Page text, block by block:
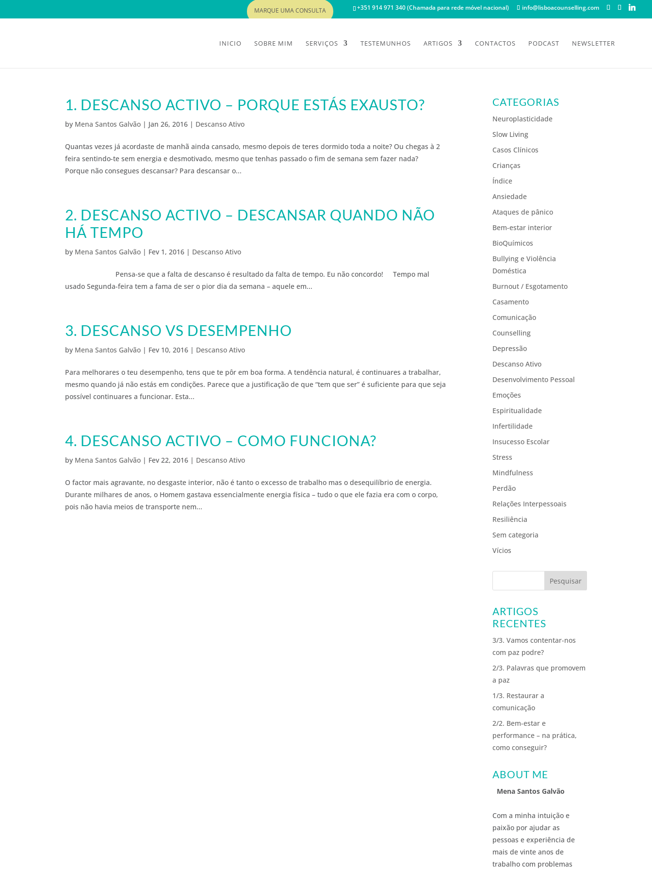
+351 914 971 340 (Chamada para rede móvel nacional) info@lisboacounselling.com
MARQUE UMA CONSULTA
INICIO SOBRE MIM SERVIÇOS TESTEMUNHOS ARTIGOS CONTACTOS PODCAST NEWSLETTER
1. DESCANSO ACTIVO – PORQUE ESTÁS EXAUSTO?
by Mena Santos Galvão | Jan 26, 2016 | Descanso Ativo
Quantas vezes já acordaste de manhã ainda cansado, mesmo depois de teres dormido toda a noite? Ou chegas à 2
feira sentindo-te sem energia e desmotivado, mesmo que tenhas passado o fim de semana sem fazer nada?
Porque não consegues descansar? Para descansar o...
2. DESCANSO ACTIVO – DESCANSAR QUANDO NÃO
HÁ TEMPO
by Mena Santos Galvão | Fev 1, 2016 | Descanso Ativo
Pensa-se que a falta de descanso é resultado da falta de tempo. Eu não concordo! Tempo mal
usado Segunda-feira tem a fama de ser o pior dia da semana – aquele em...
3. DESCANSO VS DESEMPENHO
by Mena Santos Galvão | Fev 10, 2016 | Descanso Ativo
Para melhorares o teu desempenho, tens que te pôr em boa forma. A tendência natural, é continuares a trabalhar,
mesmo quando já não estás em condições. Parece que a justificação de que “tem que ser” é suficiente para que seja
possível continuares a funcionar. Esta...
4. DESCANSO ACTIVO – COMO FUNCIONA?
by Mena Santos Galvão | Fev 22, 2016 | Descanso Ativo
O factor mais agravante, no desgaste interior, não é tanto o excesso de trabalho mas o desequilíbrio de energia.
Durante milhares de anos, o Homem gastava essencialmente energia física – tudo o que ele fazia era com o corpo,
pois não havia meios de transporte nem...
CATEGORIAS
Neuroplasticidade
Slow Living
Casos Clínicos
Crianças
Índice
Ansiedade
Ataques de pânico
Bem-estar interior
BioQuímicos
Bullying e Violência
Doméstica
Burnout / Esgotamento
Casamento
Comunicação
Counselling
Depressão
Descanso Ativo
Desenvolvimento Pessoal
Emoções
Espiritualidade
Infertilidade
Insucesso Escolar
Stress
Mindfulness
Perdão
Relações Interpessoais
Resiliência
Sem categoria
Vícios
ARTIGOS
RECENTES
3/3. Vamos contentar-nos
com paz podre?
2/3. Palavras que promovem
a paz
1/3. Restaurar a
comunicação
2/2. Bem-estar e
performance – na prática,
como conseguir?
ABOUT ME
Mena Santos Galvão
Com a minha intuição e
paixão por ajudar as
pessoas e experiência de
mais de vinte anos de
trabalho com problemas